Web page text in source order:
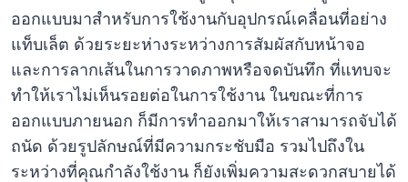
ออกแบบมาสำหรับการใช้งานกับอุปกรณ์เคลื่อนที่อย่าง
แท็บเล็ต ด้วยระยะห่างระหว่างการสัมผัสกับหน้าจอ
และการลากเส้นในการวาดภาพหรือจดบันทึก ที่แทบจะ
ทำให้เราไม่เห็นรอยต่อในการใช้งาน ในขณะที่การ
ออกแบบภายนอก ก็มีการทำออกมาให้เราสามารถจับได้
ถนัด ด้วยรูปลักษณ์ที่มีความกระชับมือ รวมไปถึงใน
ระหว่างที่คุณกำลังใช้งาน ก็ยังเพิ่มความสะดวกสบายได้